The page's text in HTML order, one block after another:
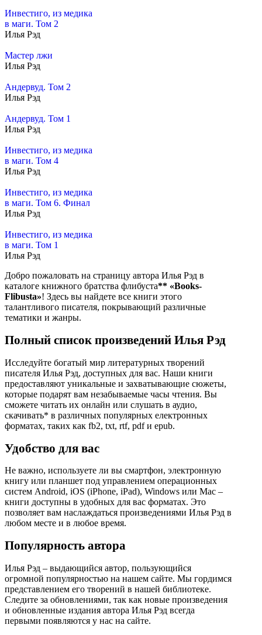
Инвестиго, из медика
в маги. Том 2
Илья Рэд
Мастер лжи
Илья Рэд
Андервуд. Том 2
Илья Рэд
Андервуд. Том 1
Илья Рэд
Инвестиго, из медика
в маги. Том 4
Илья Рэд
Инвестиго, из медика
в маги. Том 6. Финал
Илья Рэд
Инвестиго, из медика
в маги. Том 1
Илья Рэд
Добро пожаловать на страницу автора Илья Рэд в
каталоге книжного братства флибуста** «Books-
Flibusta»! Здесь вы найдете все книги этого
талантливого писателя, покрывающий различные
тематики и жанры.
Полный список произведений Илья Рэд
Исследуйте богатый мир литературных творений
писателя Илья Рэд, доступных для вас. Наши книги
предоставляют уникальные и захватывающие сюжеты,
которые подарят вам незабываемые часы чтения. Вы
сможете читать их онлайн или слушать в аудио,
скачивать* в различных популярных електронных
форматах, таких как fb2, txt, rtf, pdf и epub.
Удобство для вас
Не важно, используете ли вы смартфон, электронную
книгу или планшет под управлением операционных
систем Android, iOS (iPhone, iPad), Windows или Mac –
книги доступны в удобных для вас форматах. Это
позволяет вам наслаждаться произведениями Илья Рэд в
любом месте и в любое время.
Популярность автора
Илья Рэд – выдающийся автор, пользующийся
огромной популярностью на нашем сайте. Мы гордимся
представлением его творений в нашей библиотеке.
Следите за обновлениями, так как новые произведения
и обновленные издания автора Илья Рэд всегда
первыми появляются у нас на сайте.